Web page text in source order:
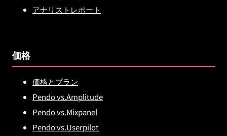
アナリストレポート
価格
価格とプラン
Pendo vs.Amplitude
Pendo vs.Mixpanel
Pendo vs.Userpilot